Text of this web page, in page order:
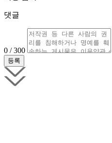
댓글
0 / 300